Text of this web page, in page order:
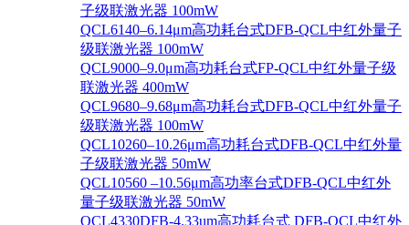
子级联激光器 100mW
QCL6140–6.14μm高功耗台式DFB-QCL中红外量子
级联激光器 100mW
QCL9000–9.0μm高功耗台式FP-QCL中红外量子级
联激光器 400mW
QCL9680–9.68μm高功耗台式DFB-QCL中红外量子
级联激光器 100mW
QCL10260–10.26μm高功耗台式DFB-QCL中红外量
子级联激光器 50mW
QCL10560 –10.56μm高功率台式DFB-QCL中红外
量子级联激光器 50mW
QCL4330DFB-4.33um高功耗台式 DFB-QCL中红外